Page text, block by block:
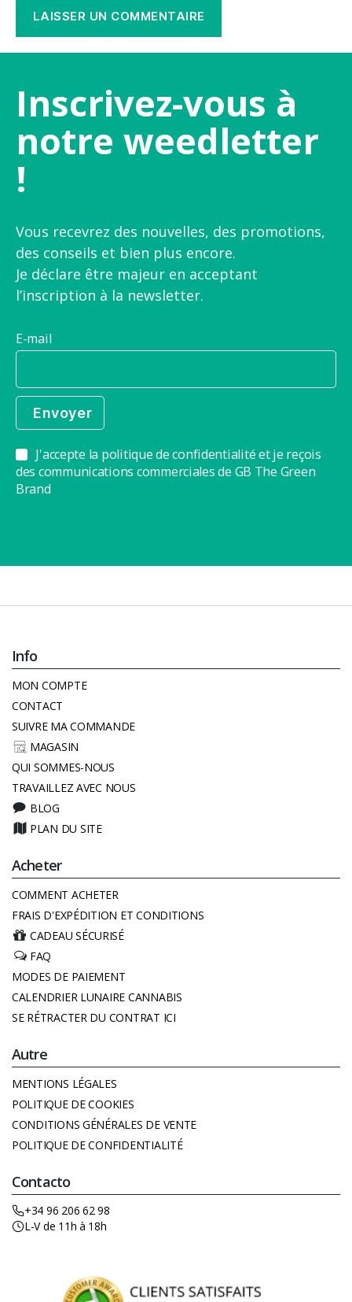
Inscrivez-vous à
notre weedletter
!
Vous recevrez des nouvelles, des promotions,
des conseils et bien plus encore.
Je déclare être majeur en acceptant
l’inscription à la newsletter.
E-mail
J'accepte la politique de confidentialité et je reçois
des communications commerciales de GB The Green
Brand
Info
MON COMPTE
CONTACT
SUIVRE MA COMMANDE
MAGASIN
QUI SOMMES-NOUS
TRAVAILLEZ AVEC NOUS
BLOG
PLAN DU SITE
Acheter
COMMENT ACHETER
FRAIS D'EXPÉDITION ET CONDITIONS
CADEAU SÉCURISÉ
FAQ
MODES DE PAIEMENT
CALENDRIER LUNAIRE CANNABIS
SE RÉTRACTER DU CONTRAT ICI
Autre
MENTIONS LÉGALES
POLITIQUE DE COOKIES
CONDITIONS GÉNÉRALES DE VENTE
POLITIQUE DE CONFIDENTIALITÉ
Contacto
+34 96 206 62 98
L-V de 11h à 18h